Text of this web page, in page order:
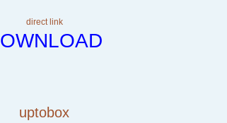
direct link
uptobox